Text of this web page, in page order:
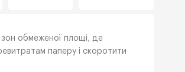
обмеженої площі, де
паперу і скоротити